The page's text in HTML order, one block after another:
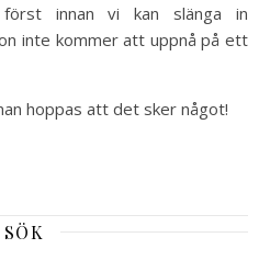
innan vi kan slänga in
inte kommer att uppnå på ett
hoppas att det sker något!
SÖK